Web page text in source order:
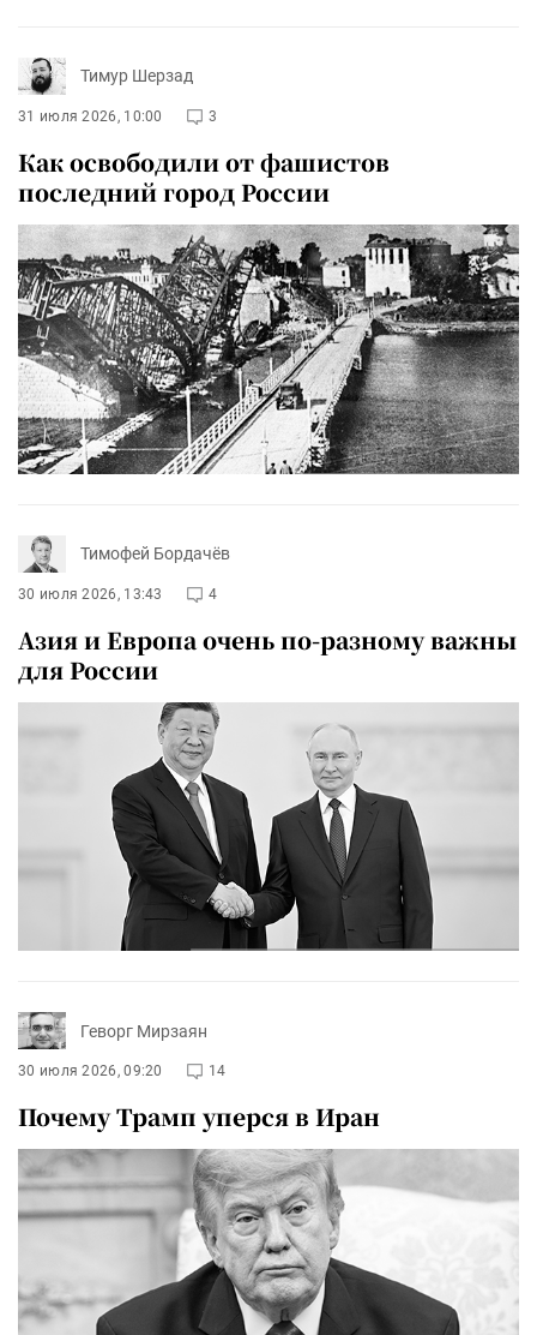
Тимур Шерзад
31 июля 2026, 10:00 3
Как освободили от фашистов
последний город России
Тимофей Бордачёв
30 июля 2026, 13:43 4
Азия и Европа очень по-разному важны
для России
Геворг Мирзаян
30 июля 2026, 09:20 14
Почему Трамп уперся в Иран